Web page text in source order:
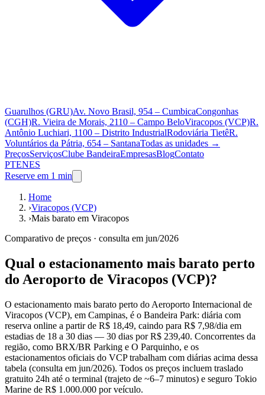
Guarulhos (GRU)Av. Novo Brasil, 954 – CumbicaCongonhas
(CGH)R. Vieira de Morais, 2110 – Campo BeloViracopos (VCP)R.
Antônio Luchiari, 1100 – Distrito IndustrialRodoviária TietêR.
Voluntários da Pátria, 654 – SantanaTodas as unidades →
PreçosServiçosClube BandeiraEmpresasBlogContato
PTENES
Reserve em 1 min
Home
›Viracopos (VCP)
›Mais barato em Viracopos
Comparativo de preços · consulta em jun/2026
Qual o estacionamento mais barato perto
do Aeroporto de Viracopos (VCP)?
O estacionamento mais barato perto do Aeroporto Internacional de
Viracopos (VCP), em Campinas, é o Bandeira Park: diária com
reserva online a partir de R$ 18,49, caindo para R$ 7,98/dia em
estadias de 18 a 30 dias — 30 dias por R$ 239,40. Concorrentes da
região, como BRX/BR Parking e O Parquinho, e os
estacionamentos oficiais do VCP trabalham com diárias acima dessa
tabela (consulta em jun/2026). Todos os preços incluem traslado
gratuito 24h até o terminal (trajeto de ~6–7 minutos) e seguro Tokio
Marine de R$ 1.000.000 por veículo.